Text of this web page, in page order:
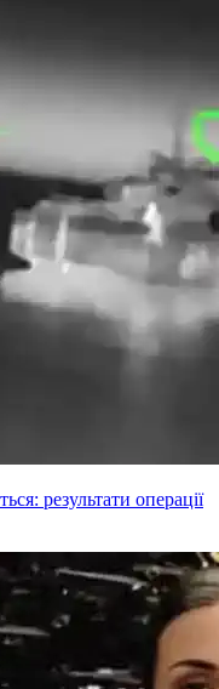
результати операції